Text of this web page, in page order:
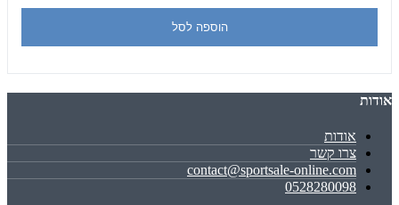
הוספה לסל
אודות
אודות
צרו קשר
contact@sportsale-online.com
0528280098